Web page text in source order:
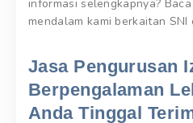
informasi selengkapnya?
mendalam kami berkaitan
Jasa Pengurusan
Berpengalaman
Anda Tinggal